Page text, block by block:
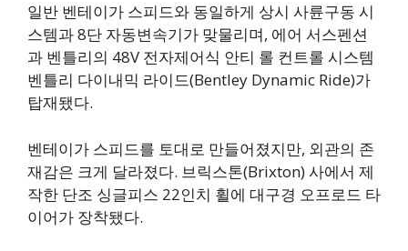
일반 벤테이가 스피드와 동일하게 상시 사륜구동 시
스템과 8단 자동변속기가 맞물리며, 에어 서스펜션
과 벤틀리의 48V 전자제어식 안티 롤 컨트롤 시스템
벤틀리 다이내믹 라이드(Bentley Dynamic Ride)가
탑재됐다.
벤테이가 스피드를 토대로 만들어졌지만, 외관의 존
재감은 크게 달라졌다. 브릭스톤(Brixton) 사에서 제
작한 단조 싱글피스 22인치 휠에 대구경 오프로드 타
이어가 장착됐다.